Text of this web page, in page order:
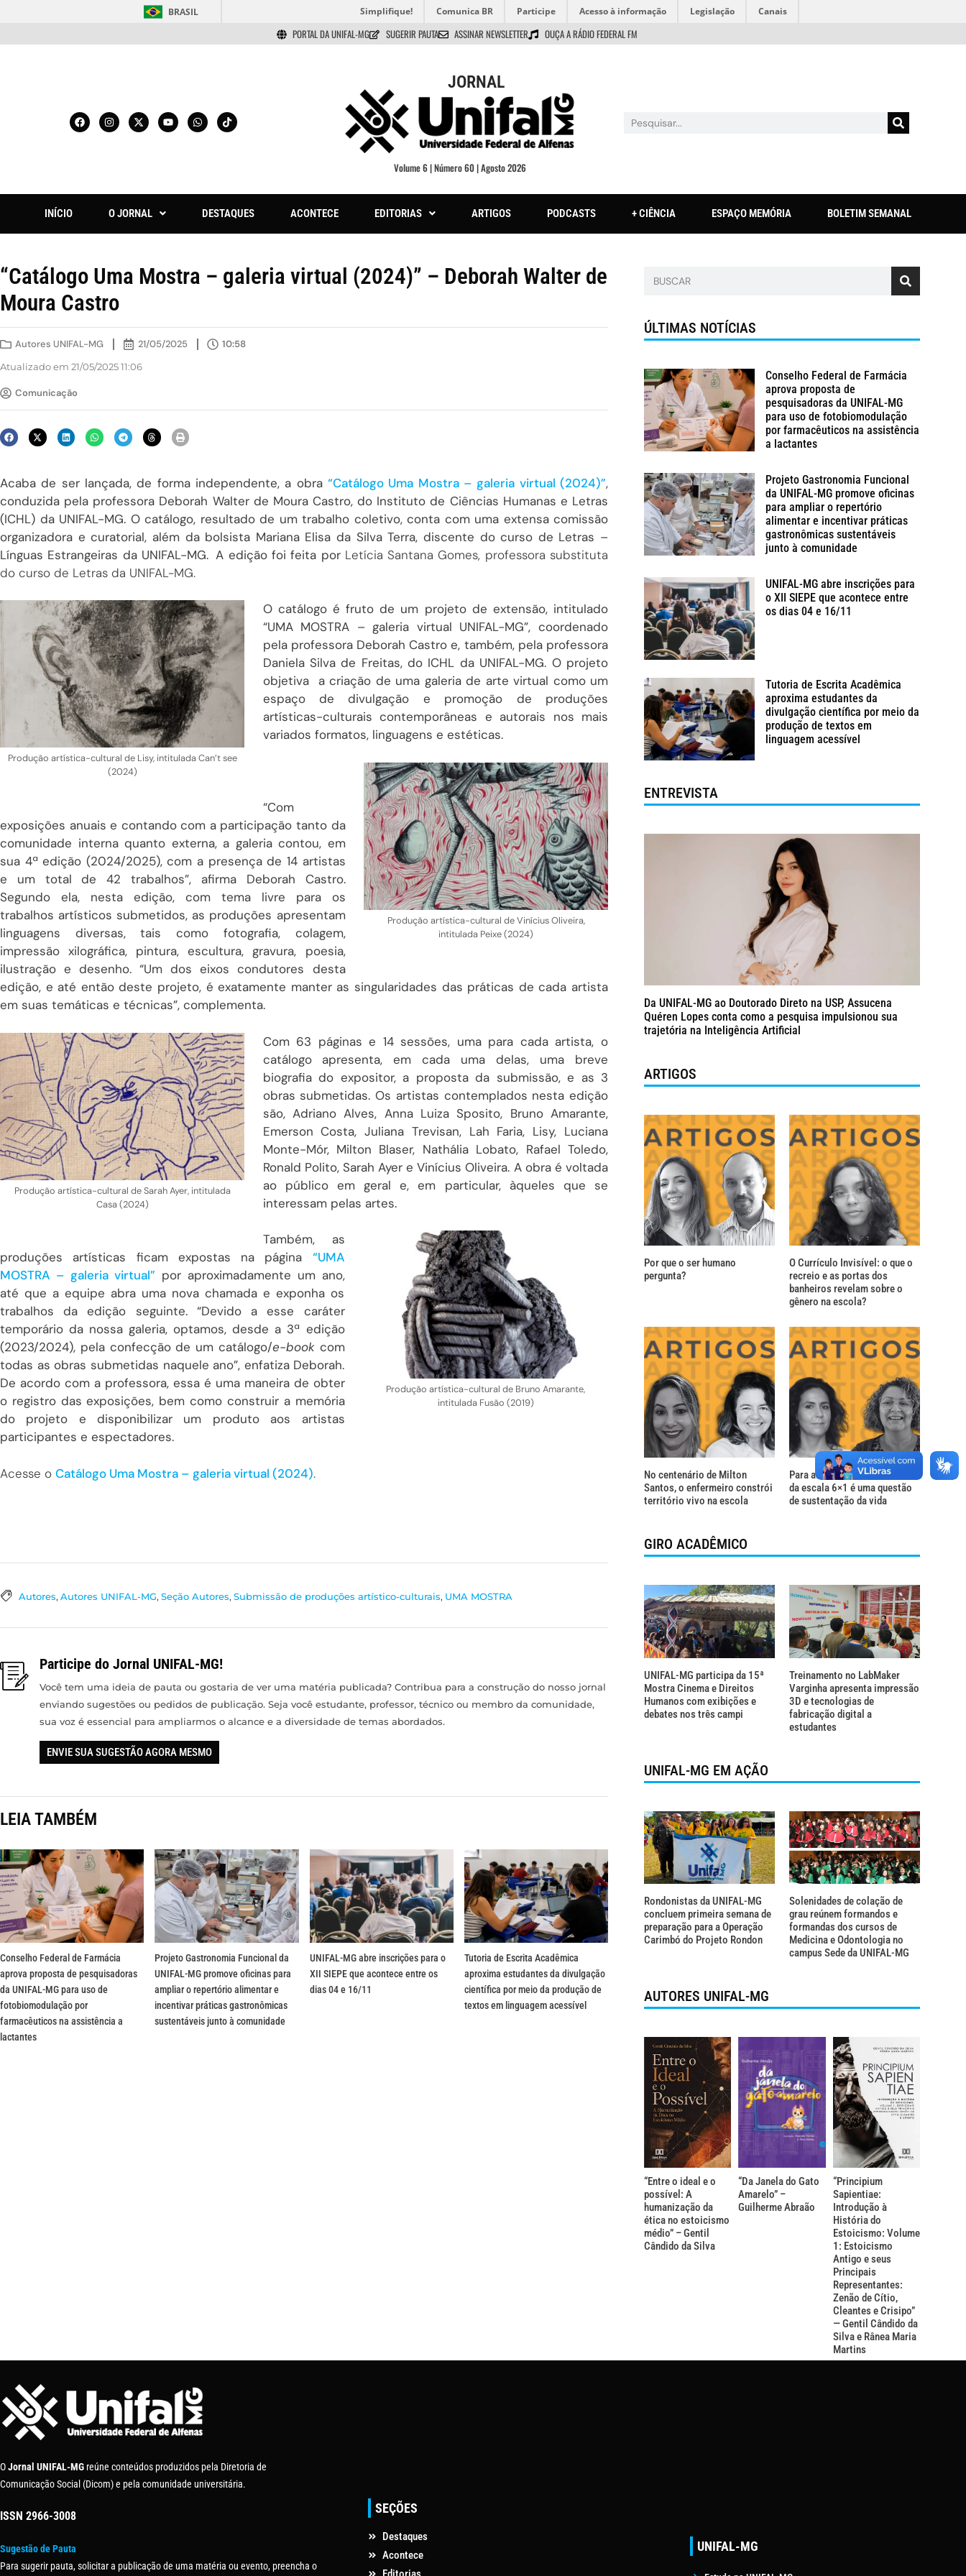
BRASIL Simplifique! Comunica BR Participe Acesso à informação Legislação Canais
PORTAL DA UNIFAL-MG SUGERIR PAUTA ASSINAR NEWSLETTER OUÇA A RÁDIO FEDERAL FM
JORNAL
Volume 6 | Número 60 | Agosto 2026
INÍCIO O JORNAL DESTAQUES ACONTECE EDITORIAS ARTIGOS PODCASTS + CIÊNCIA ESPAÇO MEMÓRIA BOLETIM SEMANAL
“Catálogo Uma Mostra – galeria virtual (2024)” – Deborah Walter de
Moura Castro
Autores UNIFAL-MG 21/05/2025 10:58
Atualizado em 21/05/2025 11:06
Comunicação
Acaba de ser lançada, de forma independente, a obra “Catálogo Uma Mostra – galeria virtual (2024)”,
conduzida pela professora Deborah Walter de Moura Castro, do Instituto de Ciências Humanas e Letras
(ICHL) da UNIFAL-MG. O catálogo, resultado de um trabalho coletivo, conta com uma extensa comissão
organizadora e curatorial, além da bolsista Mariana Elisa da Silva Terra, discente do curso de Letras –
Línguas Estrangeiras da UNIFAL-MG. A edição foi feita por Letícia Santana Gomes, professora substituta
do curso de Letras da UNIFAL-MG.
Produção artística-cultural de Lisy, intitulada Can’t see
(2024)
O catálogo é fruto de um projeto de extensão, intitulado
“UMA MOSTRA – galeria virtual UNIFAL-MG”, coordenado
pela professora Deborah Castro e, também, pela professora
Daniela Silva de Freitas, do ICHL da UNIFAL-MG. O projeto
objetiva a criação de uma galeria de arte virtual como um
espaço de divulgação e promoção de produções
artísticas-culturais contemporâneas e autorais nos mais
variados formatos, linguagens e estéticas.
Produção artística-cultural de Vinícius Oliveira,
intitulada Peixe (2024)
“Com
exposições anuais e contando com a participação tanto da
comunidade interna quanto externa, a galeria contou, em
sua 4ª edição (2024/2025), com a presença de 14 artistas
e um total de 42 trabalhos”, afirma Deborah Castro.
Segundo ela, nesta edição, com tema livre para os
trabalhos artísticos submetidos, as produções apresentam
linguagens diversas, tais como fotografia, colagem,
impressão xilográfica, pintura, escultura, gravura, poesia,
ilustração e desenho. “Um dos eixos condutores desta
edição, e até então deste projeto, é exatamente manter as singularidades das práticas de cada artista
em suas temáticas e técnicas”, complementa.
Produção artística-cultural de Sarah Ayer, intitulada
Casa (2024)
Com 63 páginas e 14 sessões, uma para cada artista, o
catálogo apresenta, em cada uma delas, uma breve
biografia do expositor, a proposta da submissão, e as 3
obras submetidas. Os artistas contemplados nesta edição
são, Adriano Alves, Anna Luiza Sposito, Bruno Amarante,
Emerson Costa, Juliana Trevisan, Lah Faria, Lisy, Luciana
Monte-Mór, Milton Blaser, Nathália Lobato, Rafael Toledo,
Ronald Polito, Sarah Ayer e Vinícius Oliveira. A obra é voltada
ao público em geral e, em particular, àqueles que se
interessam pelas artes.
Produção artística-cultural de Bruno Amarante,
intitulada Fusão (2019)
Também, as
produções artísticas ficam expostas na página “UMA
MOSTRA – galeria virtual” por aproximadamente um ano,
até que a equipe abra uma nova chamada e exponha os
trabalhos da edição seguinte. “Devido a esse caráter
temporário da nossa galeria, optamos, desde a 3ª edição
(2023/2024), pela confecção de um catálogo/e-bookcom
todas as obras submetidas naquele ano”, enfatiza Deborah.
De acordo com a professora, essa é uma maneira de obter
o registro das exposições, bem como construir a memória
do projeto e disponibilizar um produto aos artistas
participantes e espectadores.
Acesse o Catálogo Uma Mostra – galeria virtual (2024).
Autores, Autores UNIFAL-MG, Seção Autores, Submissão de produções artístico-culturais, UMA MOSTRA
Participe do Jornal UNIFAL-MG!
Você tem uma ideia de pauta ou gostaria de ver uma matéria publicada? Contribua para a construção do nosso jornal
enviando sugestões ou pedidos de publicação. Seja você estudante, professor, técnico ou membro da comunidade,
sua voz é essencial para ampliarmos o alcance e a diversidade de temas abordados.
ENVIE SUA SUGESTÃO AGORA MESMO
LEIA TAMBÉM
Conselho Federal de Farmácia
aprova proposta de pesquisadoras
da UNIFAL-MG para uso de
fotobiomodulação por
farmacêuticos na assistência a
lactantes
Projeto Gastronomia Funcional da
UNIFAL-MG promove oficinas para
ampliar o repertório alimentar e
incentivar práticas gastronômicas
sustentáveis junto à comunidade
UNIFAL-MG abre inscrições para o
XII SIEPE que acontece entre os
dias 04 e 16/11
Tutoria de Escrita Acadêmica
aproxima estudantes da divulgação
científica por meio da produção de
textos em linguagem acessível
ÚLTIMAS NOTÍCIAS
Conselho Federal de Farmácia
aprova proposta de
pesquisadoras da UNIFAL-MG
para uso de fotobiomodulação
por farmacêuticos na assistência
a lactantes
Projeto Gastronomia Funcional
da UNIFAL-MG promove oficinas
para ampliar o repertório
alimentar e incentivar práticas
gastronômicas sustentáveis
junto à comunidade
UNIFAL-MG abre inscrições para
o XII SIEPE que acontece entre
os dias 04 e 16/11
Tutoria de Escrita Acadêmica
aproxima estudantes da
divulgação científica por meio da
produção de textos em
linguagem acessível
ENTREVISTA
Da UNIFAL-MG ao Doutorado Direto na USP, Assucena
Quéren Lopes conta como a pesquisa impulsionou sua
trajetória na Inteligência Artificial
ARTIGOS
Por que o ser humano
pergunta?
O Currículo Invisível: o que o
recreio e as portas dos
banheiros revelam sobre o
gênero na escola?
No centenário de Milton
Santos, o enfermeiro constrói
território vivo na escola
Para além do descanso: o fim
da escala 6×1 é uma questão
de sustentação da vida
GIRO ACADÊMICO
UNIFAL-MG participa da 15ª
Mostra Cinema e Direitos
Humanos com exibições e
debates nos três campi
Treinamento no LabMaker
Varginha apresenta impressão
3D e tecnologias de
fabricação digital a
estudantes
UNIFAL-MG EM AÇÃO
Rondonistas da UNIFAL-MG
concluem primeira semana de
preparação para a Operação
Carimbó do Projeto Rondon
Solenidades de colação de
grau reúnem formandos e
formandas dos cursos de
Medicina e Odontologia no
campus Sede da UNIFAL-MG
AUTORES UNIFAL-MG
“Entre o ideal e o
possível: A
humanização da
ética no estoicismo
médio” – Gentil
Cândido da Silva
“Da Janela do Gato
Amarelo” –
Guilherme Abraão
“Principium
Sapientiae:
Introdução à
História do
Estoicismo: Volume
1: Estoicismo
Antigo e seus
Principais
Representantes:
Zenão de Cítio,
Cleantes e Crisipo”
— Gentil Cândido da
Silva e Rânea Maria
Martins
OJornal UNIFAL-MG reúne conteúdos produzidos pela Diretoria de
Comunicação Social (Dicom) e pela comunidade universitária.
ISSN 2966-3008
Sugestão de Pauta
Para sugerir pauta, solicitar a publicação de uma matéria ou evento, preencha o
SEÇÕES
Destaques
Acontece
UNIFAL-MG